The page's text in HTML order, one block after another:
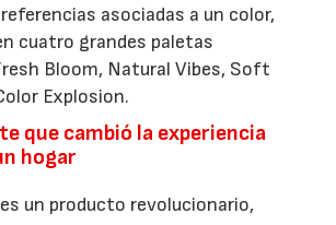
asociadas a un color,
cuatro grandes paletas
Bloom, Natural Vibes, Soft
Explosion.
que cambió la experiencia
hogar
un producto revolucionario,